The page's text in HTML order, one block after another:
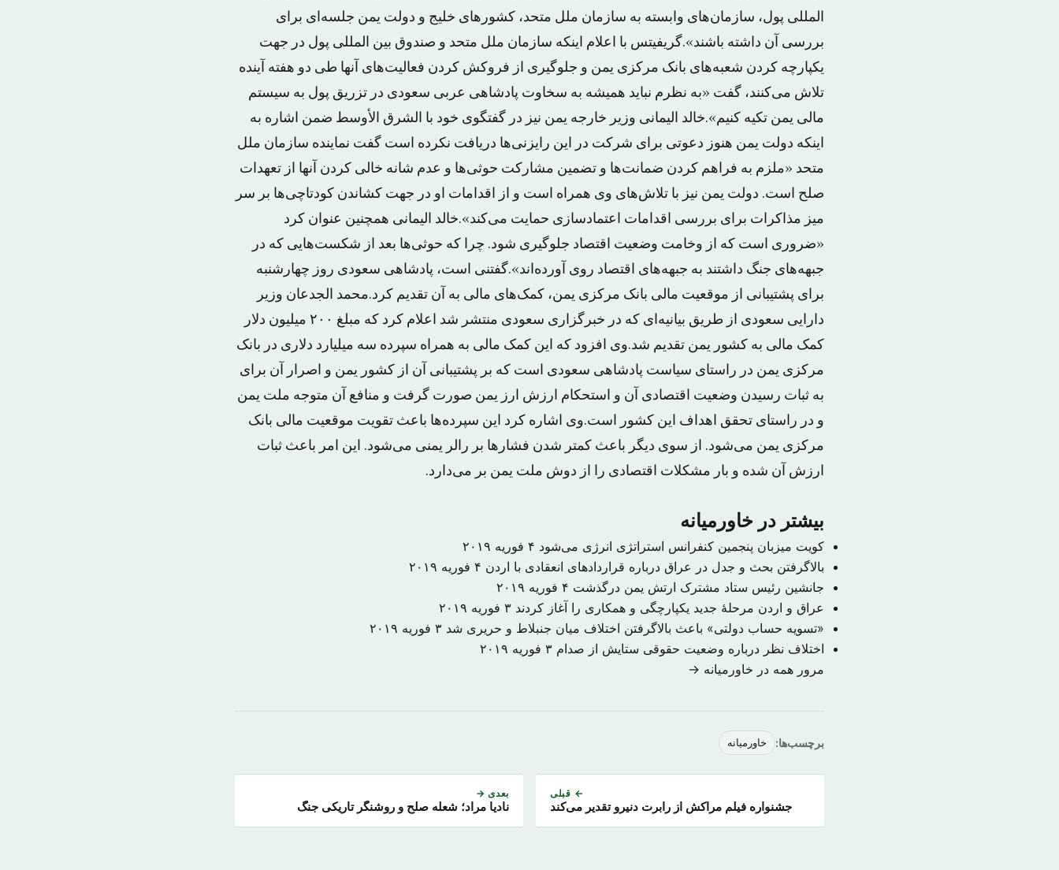
المللی پول، سازمان‌های وابسته به سازمان ملل متحد، کشورهای خلیج و دولت یمن جلسه‌ای برای
بررسی آن داشته باشند».گریفیتس با اعلام اینکه سازمان ملل متحد و صندوق بین المللی پول در جهت
یکپارچه کردن شعبه‌های بانک مرکزی یمن و جلوگیری از فروکش کردن فعالیت‌های آنها طی دو هفته آینده
تلاش می‌کنند، گفت «به نظرم نباید همیشه به سخاوت پادشاهی عربی سعودی در تزریق پول به سیستم
مالی یمن تکیه کنیم».خالد الیمانی وزیر خارجه یمن نیز در گفتگوی خود با الشرق الأوسط ضمن اشاره به
اینکه دولت یمن هنوز دعوتی برای شرکت در این رایزنی‌ها دریافت نکرده است گفت نماینده سازمان ملل
متحد «ملزم به فراهم کردن ضمانت‌ها و تضمین مشارکت حوثی‌ها و عدم شانه خالی کردن آنها از تعهدات
صلح است. دولت یمن نیز با تلاش‌های وی همراه است و از اقدامات او در جهت کشاندن کودتاچی‌ها بر سر
میز مذاکرات برای بررسی اقدامات اعتمادسازی حمایت می‌کند».خالد الیمانی همچنین عنوان کرد
«ضروری است که از وخامت وضعیت اقتصاد جلوگیری شود. چرا که حوثی‌ها بعد از شکست‌هایی که در
جبهه‌های جنگ داشتند به جبهه‌های اقتصاد روی آورده‌اند».گفتنی است، پادشاهی سعودی روز چهارشنبه
برای پشتیبانی از موقعیت مالی بانک مرکزی یمن، کمک‌های مالی به آن تقدیم کرد.محمد الجدعان وزیر
دارایی سعودی از طریق بیانیه‌ای که در خبرگزاری سعودی منتشر شد اعلام کرد که مبلغ ۲۰۰ میلیون دلار
کمک مالی به کشور یمن تقدیم شد.وی افزود که این کمک مالی به همراه سپرده سه میلیارد دلاری در بانک
مرکزی یمن در راستای سیاست پادشاهی سعودی است که بر پشتیبانی آن از کشور یمن و اصرار آن برای
به ثبات رسیدن وضعیت اقتصادی آن و استحکام ارزش ارز یمن صورت گرفت و منافع آن متوجه ملت یمن
و در راستای تحقق اهداف این کشور است.وی اشاره کرد این سپرده‌ها باعث تقویت موقعیت مالی بانک
مرکزی یمن می‌شود. از سوی دیگر باعث کمتر شدن فشارها بر رالر یمنی می‌شود. این امر باعث ثبات
ارزش آن شده و بار مشکلات اقتصادی را از دوش ملت یمن بر می‌دارد.
بیشتر در خاورمیانه
کویت میزبان پنجمین کنفرانس استراتژی انرژی می‌شود ۴ فوریه ۲۰۱۹
بالاگرفتن بحث و جدل در عراق درباره قراردادهای انعقادی با اردن ۴ فوریه ۲۰۱۹
جانشین رئیس ستاد مشترک ارتش یمن درگذشت ۴ فوریه ۲۰۱۹
عراق و اردن مرحلهٔ جدید یکپارچگی و همکاری را آغاز کردند ۳ فوریه ۲۰۱۹
«تسویه حساب دولتی» باعث بالاگرفتن اختلاف میان جنبلاط و حریری شد ۳ فوریه ۲۰۱۹
اختلاف نظر درباره وضعیت حقوقی ستایش از صدام ۳ فوریه ۲۰۱۹
مرور همه در خاورمیانه →
برچسب‌ها: خاورمیانه
← قبلی
جشنواره فیلم مراکش از رابرت دنیرو تقدیر می‌کند
بعدی →
نادیا مراد؛ شعله صلح و روشنگر تاریکی جنگ